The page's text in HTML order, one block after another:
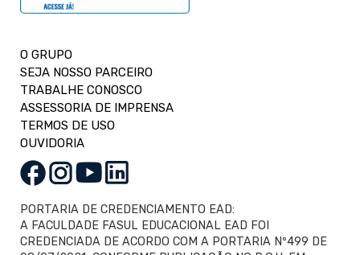
O GRUPO
SEJA NOSSO PARCEIRO
TRABALHE CONOSCO
ASSESSORIA DE IMPRENSA
TERMOS DE USO
OUVIDORIA
PORTARIA DE CREDENCIAMENTO EAD:
A FACULDADE FASUL EDUCACIONAL EAD FOI
CREDENCIADA DE ACORDO COM A PORTARIA Nº499 DE